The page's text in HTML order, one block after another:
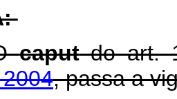
caputdo art.
, passa a